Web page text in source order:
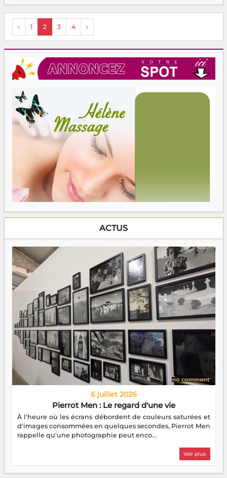
‹ 1 2 3 4 ›
ACTUS
6 juillet 2026
Pierrot Men : Le regard d'une vie
À l'heure où les écrans débordent de couleurs saturées et
d'images consommées en quelques secondes, Pierrot Men
rappelle qu'une photographie peut enco...
Voir plus